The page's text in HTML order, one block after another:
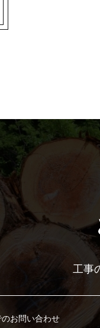
工事
のお問い合わせ